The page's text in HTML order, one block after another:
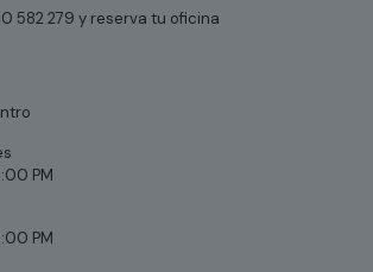
582 279 y reserva tu oficina
PM
PM